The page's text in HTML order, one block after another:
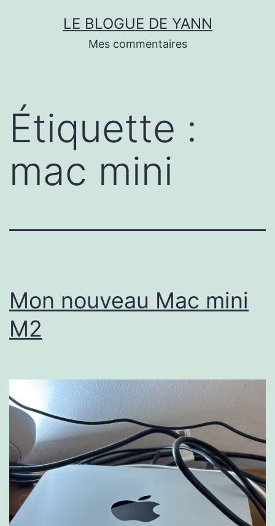
LE BLOGUE DE YANN
Mes commentaires
Étiquette :
mac mini
Mon nouveau Mac mini
M2